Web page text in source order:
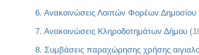
6. Ανακοινώσεις Λοιπών Φορέων Δημοσίου
7. Ανακοινώσεις Κληροδοτημάτων Δήμου
8. Συμβάσεις παραχώρησης χρήσης